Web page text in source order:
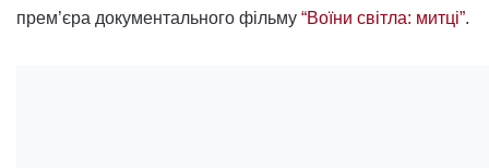
прем’єра документального фільму “Воїни світла: митці”.